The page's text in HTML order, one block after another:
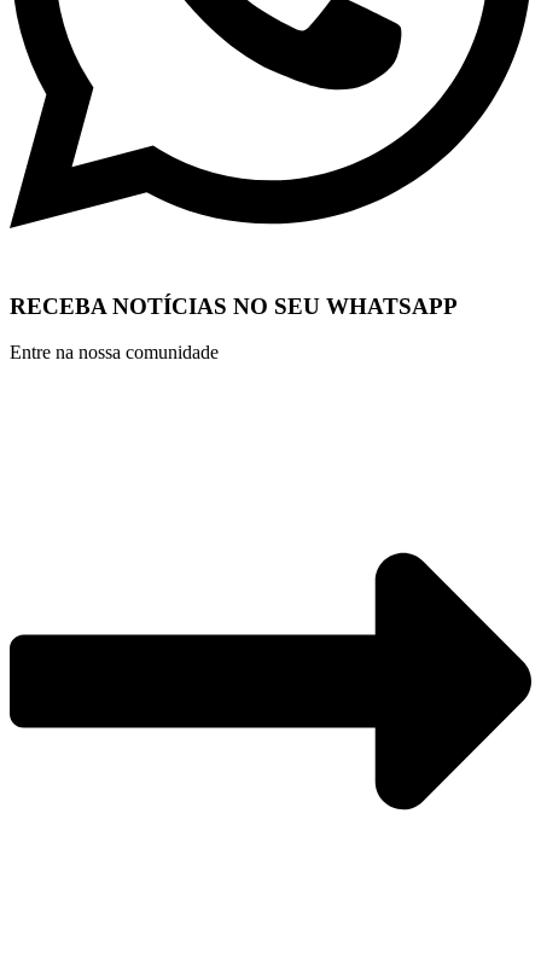
RECEBA NOTÍCIAS NO SEU WHATSAPP
Entre na nossa comunidade